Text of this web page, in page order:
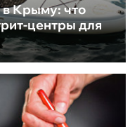
Крыму: что
центры для